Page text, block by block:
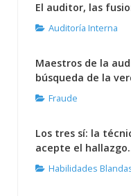
El auditor, las
Auditoría Interna
Maestros de la
búsqueda de la
Fraude
Los tres sí: la
acepte el
Habilidades